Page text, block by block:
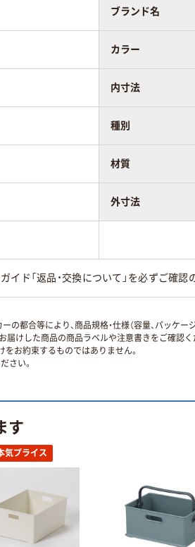
ブランド名
カラー
内寸法
種別
材質
外寸法
イド「返品・交換について」を必ずご確認
都合等により、商品規格・仕様（容量、パッケ
けした商品の商品ラベルや注意書きをご確認
をお約束するものではありません。
さい。
す
気プライス